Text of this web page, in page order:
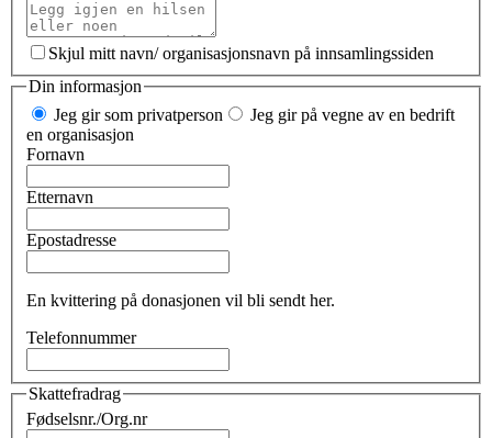
Skjul mitt navn/ organisasjonsnavn på innsamlingssiden
Din informasjon
Jeg gir som privatperson
Jeg gir på vegne av en bedrift
en organisasjon
Fornavn
Etternavn
Epostadresse
En kvittering på donasjonen vil bli sendt her.
Telefonnummer
Skattefradrag
Fødselsnr./Org.nr